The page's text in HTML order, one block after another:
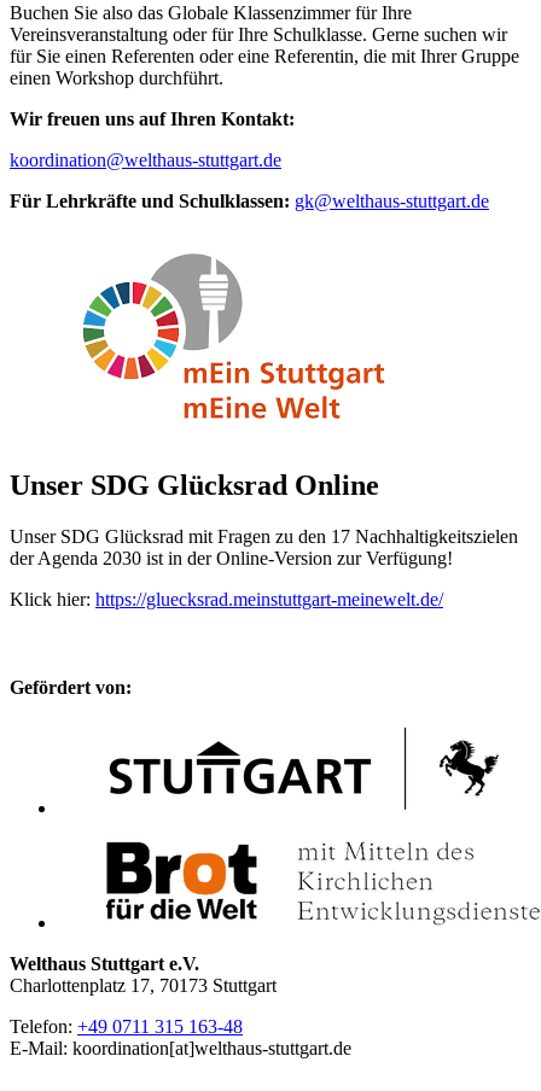
Buchen Sie also das Globale Klassenzimmer für Ihre
Vereinsveranstaltung oder für Ihre Schulklasse. Gerne suchen wir
für Sie einen Referenten oder eine Referentin, die mit Ihrer Gruppe
einen Workshop durchführt.
Wir freuen uns auf Ihren Kontakt:
koordination@welthaus-stuttgart.de
Für Lehrkräfte und Schulklassen: gk@welthaus-stuttgart.de
Unser SDG Glücksrad Online
Unser SDG Glücksrad mit Fragen zu den 17 Nachhaltigkeitszielen
der Agenda 2030 ist in der Online-Version zur Verfügung!
Klick hier: https://gluecksrad.meinstuttgart-meinewelt.de/
Gefördert von:
Welthaus Stuttgart e.V.
Charlottenplatz 17, 70173 Stuttgart
Telefon: +49 0711 315 163-48
E-Mail: koordination[at]welthaus-stuttgart.de